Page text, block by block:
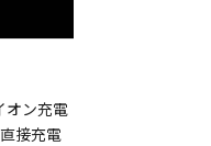
オン充電
接充電